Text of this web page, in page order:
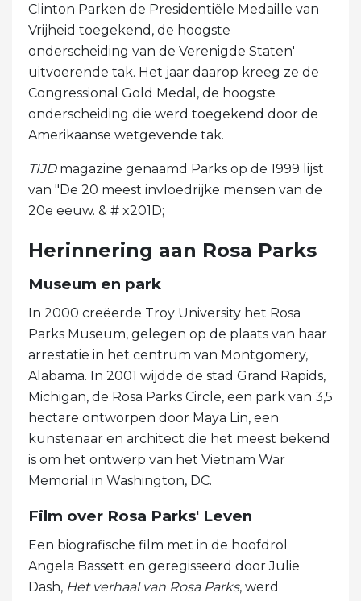
Clinton Parken de Presidentiële Medaille van
Vrijheid toegekend, de hoogste
onderscheiding van de Verenigde Staten'
uitvoerende tak. Het jaar daarop kreeg ze de
Congressional Gold Medal, de hoogste
onderscheiding die werd toegekend door de
Amerikaanse wetgevende tak.
TIJDmagazine genaamd Parks op de 1999 lijst
van "De 20 meest invloedrijke mensen van de
20e eeuw. & # x201D;
Herinnering aan Rosa Parks
Museum en park
In 2000 creëerde Troy University het Rosa
Parks Museum, gelegen op de plaats van haar
arrestatie in het centrum van Montgomery,
Alabama. In 2001 wijdde de stad Grand Rapids,
Michigan, de Rosa Parks Circle, een park van 3,5
hectare ontworpen door Maya Lin, een
kunstenaar en architect die het meest bekend
is om het ontwerp van het Vietnam War
Memorial in Washington, DC.
Film over Rosa Parks' Leven
Een biografische film met in de hoofdrol
Angela Bassett en geregisseerd door Julie
Dash, Het verhaal van Rosa Parks, werd